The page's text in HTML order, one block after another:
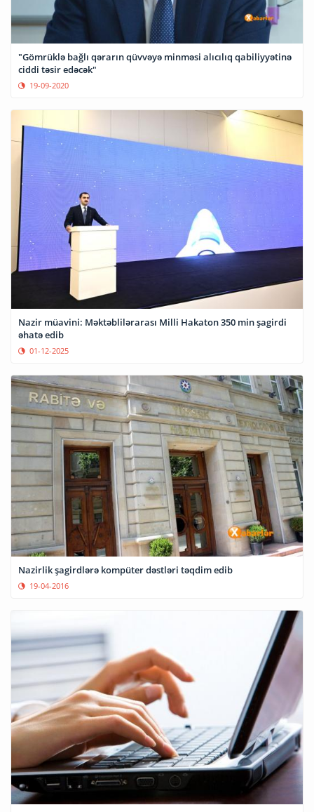
"Gömrüklə bağlı qərarın qüvvəyə minməsi alıcılıq qabiliyyətinə
ciddi təsir edəcək"
19-09-2020
Nazir müavini: Məktəblilərarası Milli Hakaton 350 min şagirdi
əhatə edib
01-12-2025
Nazirlik şagirdlərə kompüter dəstləri təqdim edib
19-04-2016